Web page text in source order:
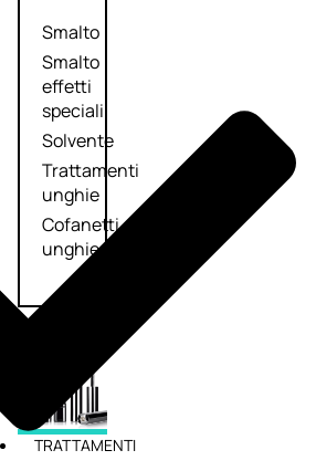
Smalto
Smalto
effetti
speciali
Solvente
Trattamenti
unghie
Cofanetti
unghie
TRATTAMENTI